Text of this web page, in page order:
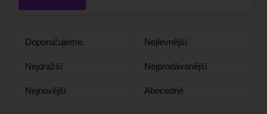
Doporučujeme. Nejlevnější
Nejdražší Nejprodávanější
Nejnovější Abecedně